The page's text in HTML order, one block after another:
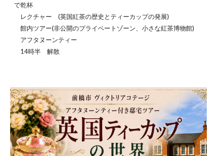
で乾杯
レクチャー (英国紅茶の歴史とティーカップの発展)
館内ツアー(非公開のプライベートゾーン、小さな紅茶博物館)
アフタヌーンティー
14時半 解散